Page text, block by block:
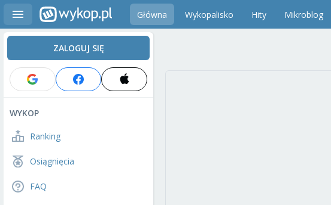
Główna Wykopalisko Hity Mikroblog
ZALOGUJ SIĘ
WYKOP
Ranking
Osiągnięcia
FAQ